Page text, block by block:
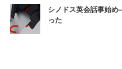
シノドス英会話事始
った